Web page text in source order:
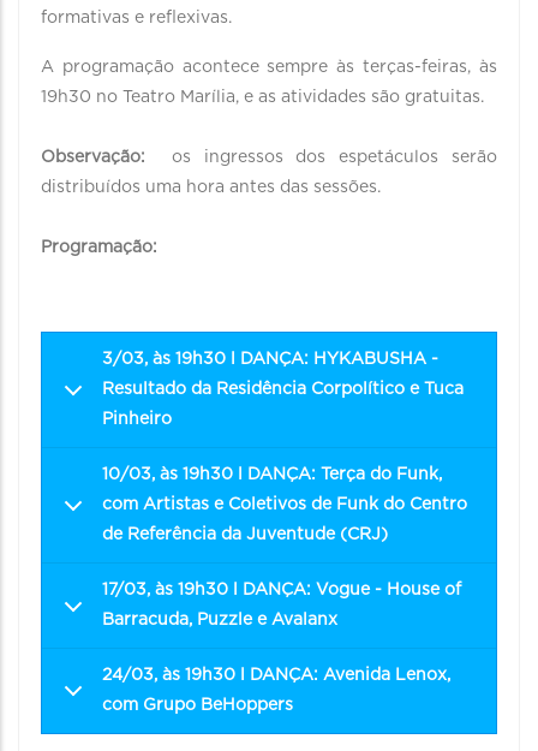
formativas e reflexivas.
A programação acontece sempre às terças-feiras, às
19h30 no Teatro Marília, e as atividades são gratuitas.
Observação: os ingressos dos espetáculos serão
distribuídos uma hora antes das sessões.
Programação:
3/03, às 19h30 l DANÇA: HYKABUSHA -
Resultado da Residência Corpolítico e Tuca
Pinheiro
10/03, às 19h30 l DANÇA: Terça do Funk,
com Artistas e Coletivos de Funk do Centro
de Referência da Juventude (CRJ)
17/03, às 19h30 l DANÇA: Vogue - House of
Barracuda, Puzzle e Avalanx
24/03, às 19h30 l DANÇA: Avenida Lenox,
com Grupo BeHoppers